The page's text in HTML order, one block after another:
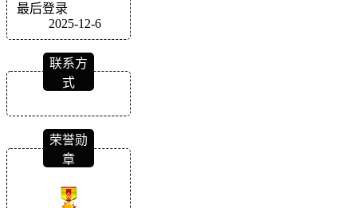
最后登录
2025-12-6
联系方
式
荣誉勋
章